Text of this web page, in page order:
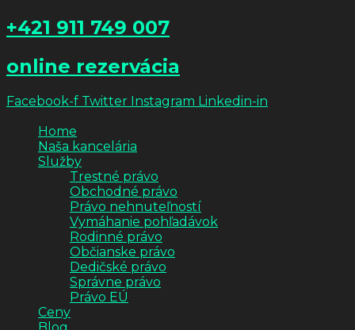
+421 911 749 007
online rezervácia
Facebook-f Twitter Instagram Linkedin-in
Home
Naša kancelária
Služby
Trestné právo
Obchodné právo
Právo nehnuteľností
Vymáhanie pohľadávok
Rodinné právo
Občianske právo
Dedičské právo
Správne právo
Právo EÚ
Ceny